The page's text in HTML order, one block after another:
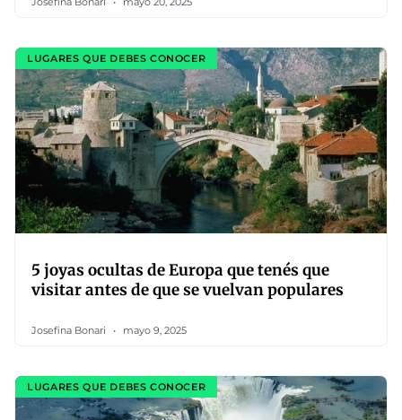
LUGARES QUE DEBES CONOCER
5 joyas ocultas de Europa que tenés que
visitar antes de que se vuelvan populares
Josefina Bonari mayo 9, 2025
LUGARES QUE DEBES CONOCER